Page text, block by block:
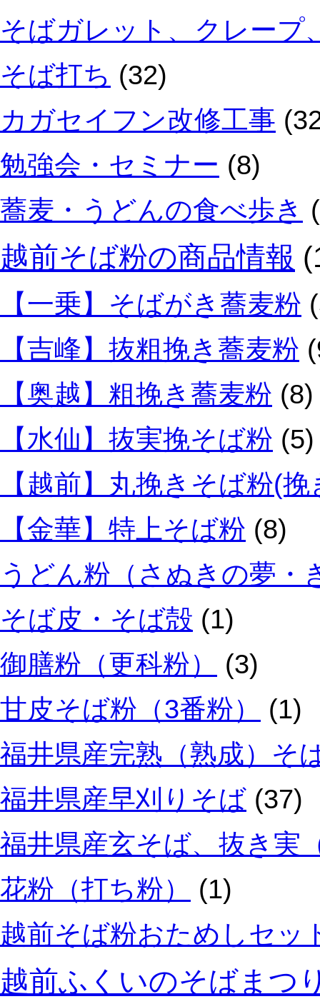
そばガレット、クレープ
そば打ち (32)
カガセイフン改修工事
勉強会・セミナー (8)
蕎麦・うどんの食べ歩き
越前そば粉の商品情報
【一乗】そばがき蕎麦粉
【吉峰】抜粗挽き蕎麦粉
【奥越】粗挽き蕎麦粉 (8)
【水仙】抜実挽そば粉 (5)
【越前】丸挽きそば粉(
【金華】特上そば粉 (8)
うどん粉（さぬきの夢・
そば皮・そば殻 (1)
御膳粉（更科粉）
(3)
甘皮そば粉（3番粉）
(1)
福井県産完熟（熟成）そ
福井県産早刈りそば (37)
福井県産玄そば、抜き実
花粉（打ち粉）
(1)
越前そば粉おためしセッ
越前ふくいのそばまつ